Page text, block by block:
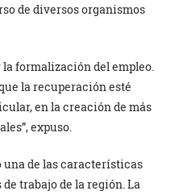
de diversos organismos
formalización del empleo.
la recuperación esté
en la creación de más
expuso.
de las características
trabajo de la región. La